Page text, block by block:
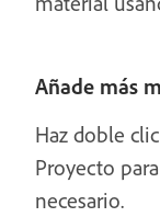
Añade más
Haz doble
Proyecto
necesario.